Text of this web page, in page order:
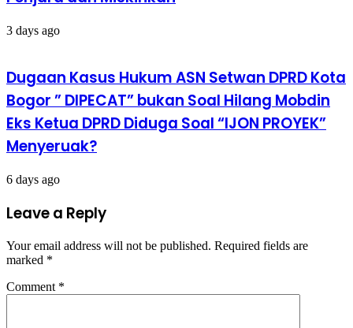
3 days ago
Dugaan Kasus Hukum ASN Setwan DPRD Kota
Bogor ” DIPECAT” bukan Soal Hilang Mobdin
Eks Ketua DPRD Diduga Soal “IJON PROYEK”
Menyeruak?
6 days ago
Leave a Reply
Your email address will not be published. Required fields are
marked *
Comment *